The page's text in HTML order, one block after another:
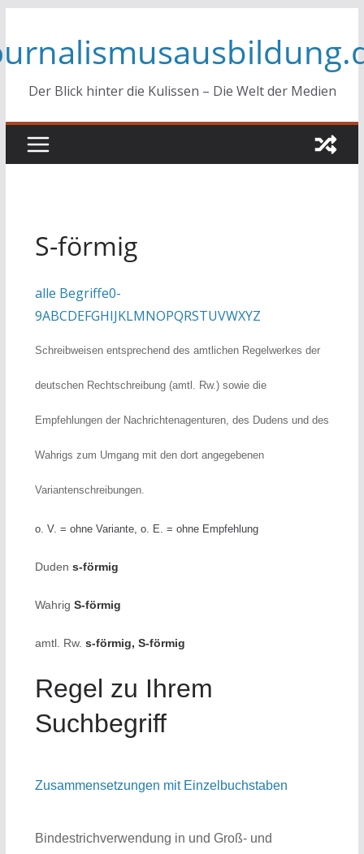
springen
Der Blick hinter die Kulissen – Die Welt der Medien
S-förmig
alle Begriffe0-
9ABCDEFGHIJKLMNOPQRSTUVWXYZ
Schreibweisen entsprechend des amtlichen Regelwerkes der
deutschen Rechtschreibung (amtl. Rw.) sowie die
Empfehlungen der Nachrichtenagenturen, des Dudens und des
Wahrigs zum Umgang mit den dort angegebenen
Variantenschreibungen.
o. V. = ohne Variante, o. E. = ohne Empfehlung
Duden s-förmig
Wahrig S-förmig
amtl. Rw. s-förmig, S-förmig
Regel zu Ihrem
Suchbegriff
Zusammensetzungen mit Einzelbuchstaben
Bindestrichverwendung in und Groß- und